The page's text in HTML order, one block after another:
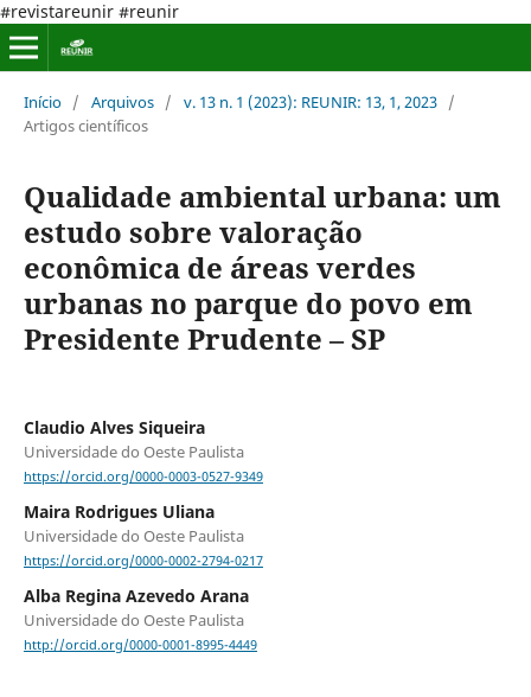
#revistareunir #reunir
Início / Arquivos / v. 13 n. 1 (2023): REUNIR: 13, 1, 2023 /
Artigos científicos
Qualidade ambiental urbana: um
estudo sobre valoração
econômica de áreas verdes
urbanas no parque do povo em
Presidente Prudente – SP
Claudio Alves Siqueira
Universidade do Oeste Paulista
https://orcid.org/0000-0003-0527-9349
Maira Rodrigues Uliana
Universidade do Oeste Paulista
https://orcid.org/0000-0002-2794-0217
Alba Regina Azevedo Arana
Universidade do Oeste Paulista
http://orcid.org/0000-0001-8995-4449